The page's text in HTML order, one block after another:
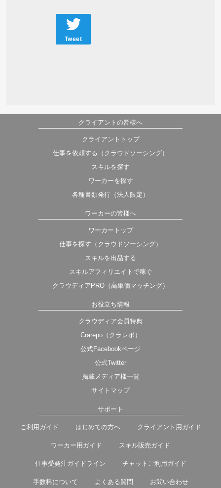
Tweet
クライアントの皆様へ
クライアントトップ
仕事を依頼する（クラウドソーシング）
スキルを探す
ワーカーを探す
各種書類発行（法人限定）
ワーカーの皆様へ
ワーカートップ
仕事を探す（クラウドソーシング）
スキルを出品する
スキルアフィリエイトで稼ぐ
クラウディアPRO（高単価マッチング）
お役立ち情報
クラウディア会員特典
Crarepo（クラレポ）
公式Facebookページ
公式Twitter
掲載メディア様一覧
サイトマップ
サポート
ご利用ガイド はじめての方へ クライアント用ガイド
ワーカー用ガイド スキル販売ガイド
仕事受発注ガイドライン チャットご利用ガイド
手数料について よくある質問 お問い合わせ